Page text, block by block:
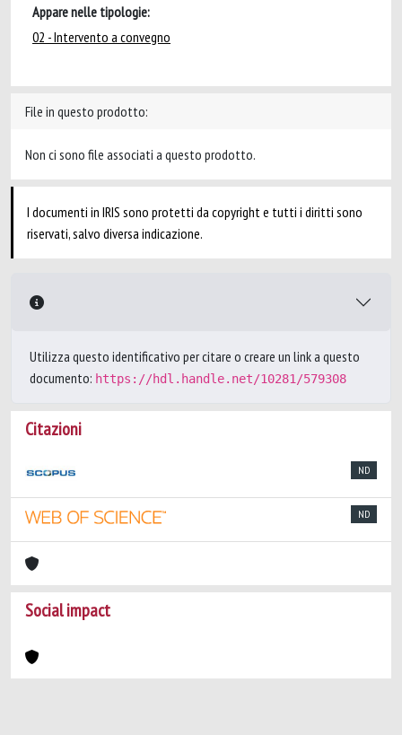
Appare nelle tipologie:
02 - Intervento a convegno
File in questo prodotto:
Non ci sono file associati a questo prodotto.
I documenti in IRIS sono protetti da copyright e tutti i diritti sono
riservati, salvo diversa indicazione.
Utilizza questo identificativo per citare o creare un link a questo
documento: https://hdl.handle.net/10281/579308
Citazioni
ND
ND
Social impact